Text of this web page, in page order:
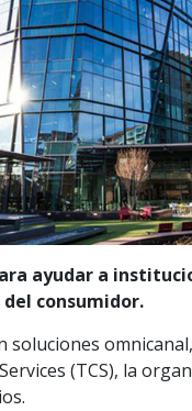
ayudar a
consumidor.
soluciones
(TCS), la